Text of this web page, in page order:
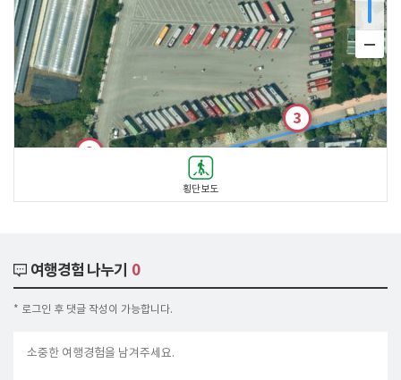
횡단보도
여행경험 나누기 0
* 로그인 후 댓글 작성이 가능합니다.